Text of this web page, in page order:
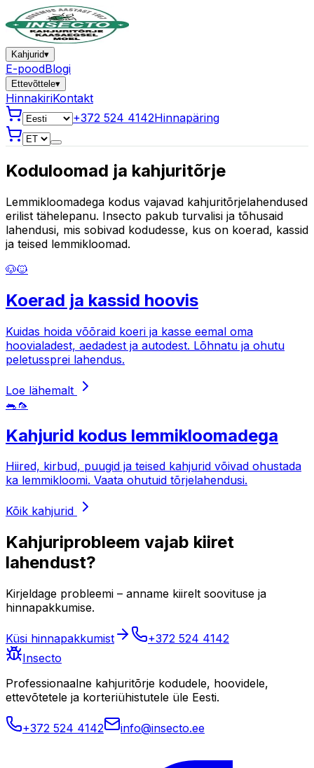
Kahjurid▾
E-poodBlogi
Ettevõttele▾
HinnakiriKontakt
+372 524 4142Hinnapäring
Koduloomad ja kahjuritõrje
Lemmikloomadega kodus vajavad kahjuritõrjelahendused
erilist tähelepanu. Insecto pakub turvalisi ja tõhusaid
lahendusi, mis sobivad kodudesse, kus on koerad, kassid
ja teised lemmikloomad.
🐶🐱
Koerad ja kassid hoovis
Kuidas hoida võõraid koeri ja kasse eemal oma
hoovialadest, aedadest ja autodest. Lõhnatu ja ohutu
peletussprei lahendus.
Loe lähemalt
🐀🦟
Kahjurid kodus lemmikloomadega
Hiired, kirbud, puugid ja teised kahjurid võivad ohustada
ka lemmikloomi. Vaata ohutuid tõrjelahendusi.
Kõik kahjurid
Kahjuriprobleem vajab kiiret
lahendust?
Kirjeldage probleemi – anname kiirelt soovituse ja
hinnapakkumise.
Küsi hinnapakkumist
+372 524 4142
Insecto
Professionaalne kahjuritõrje kodudele, hoovidele,
ettevõtetele ja korteriühistutele üle Eesti.
+372 524 4142 info@insecto.ee